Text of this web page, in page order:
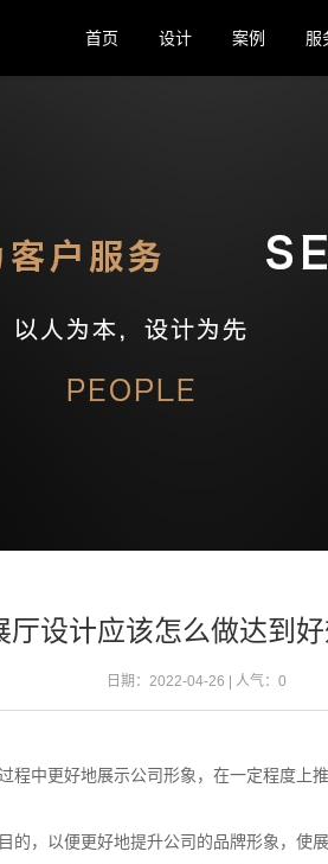
首页 设计 案例 服
厅设计应该怎么做达到好
日期：2022-04-26 | 人气： 0
中更好地展示公司形象，在一定程度上推
，以便更好地提升公司的品牌形象，使